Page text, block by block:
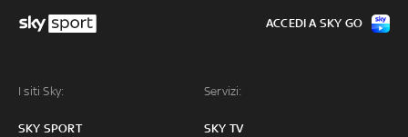
I siti Sky:
SKY SPORT
Servizi:
SKY TV
ACCEDI A SKY GO